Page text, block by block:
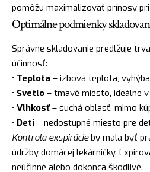
pomôžu maximalizovať prínosy
Optimálne podmienky
Správne skladovanie predlžuje
účinnosť:
• Teplota – izbová teplota,
• Svetlo – tmavé miesto, ideálne
• Vlhkosť– suchá oblasť, mimo
• Deti – nedostupné miesto pre
Kontrola exspirácieby mala byť
údržby domácej lekárničky.
neúčinné alebo dokonca škodlivé.